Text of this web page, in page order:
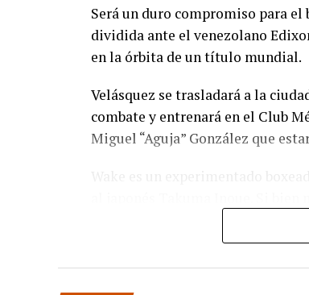
Será un duro compromiso para
dividida ante el venezolano
en la órbita de un título mundial.
Velásquez se trasladará a la
combate y entrenará en el Club
Miguel “Aguja” González que
de su país y ha peleado por